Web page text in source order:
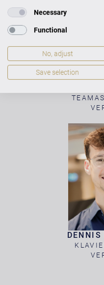
Necessary
Functional
No, adjust
Save selection